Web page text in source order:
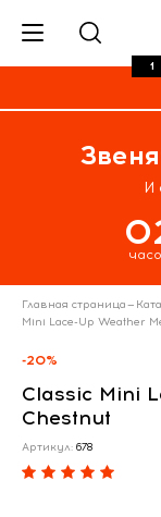
И
Главная страница—
Mini Lace-Up Weather
-20%
Classic Mini
Chestnut
Артикул: 678